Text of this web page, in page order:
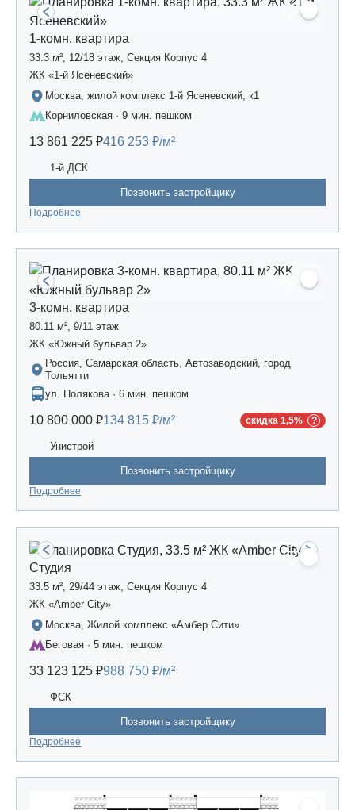
1-комн. квартира
33.3 м², 12/18 этаж, Секция Корпус 4
ЖК «1-й Ясеневский»
Москва, жилой комплекс 1-й Ясеневский, к1
Корниловская · 9 мин. пешком
13 861 225 ₽416 253 ₽/м²
1-й ДСК
Позвонить застройщику
Подробнее
3-комн. квартира
80.11 м², 9/11 этаж
ЖК «Южный бульвар 2»
Россия, Самарская область, Автозаводский, город
Тольятти
ул. Полякова · 6 мин. пешком
10 800 000 ₽134 815 ₽/м² скидка 1,5%
Унистрой
Позвонить застройщику
Подробнее
Студия
33.5 м², 29/44 этаж, Секция Корпус 4
ЖК «Amber Сity»
Москва, Жилой комплекс «Амбер Сити»
Беговая · 5 мин. пешком
33 123 125 ₽988 750 ₽/м²
ФСК
Позвонить застройщику
Подробнее